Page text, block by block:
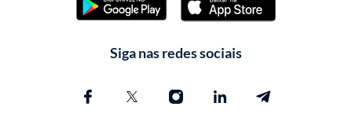
Siga nas redes sociais